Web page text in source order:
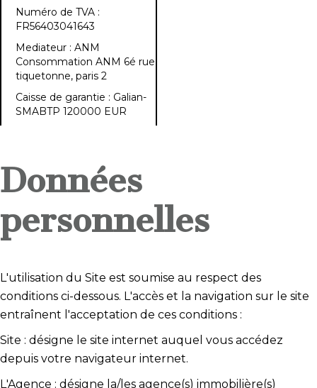
Numéro de TVA :
FR56403041643
Mediateur : ANM
Consommation ANM 6é rue
tiquetonne, paris 2
Caisse de garantie : Galian-
SMABTP 120000 EUR
Données
personnelles
L'utilisation du Site est soumise au respect des
conditions ci-dessous. L'accès et la navigation sur le site
entraînent l'acceptation de ces conditions :
Site : désigne le site internet auquel vous accédez
depuis votre navigateur internet.
L'Agence : désigne la/les agence(s) immobilière(s)